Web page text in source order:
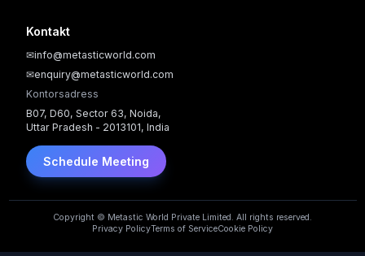
Kontakt
✉info@metasticworld.com
✉enquiry@metasticworld.com
Kontorsadress
B07, D60, Sector 63, Noida,
Uttar Pradesh - 2013101, India
Schedule Meeting
Copyright © Metastic World Private Limited. All rights reserved.
Privacy PolicyTerms of ServiceCookie Policy